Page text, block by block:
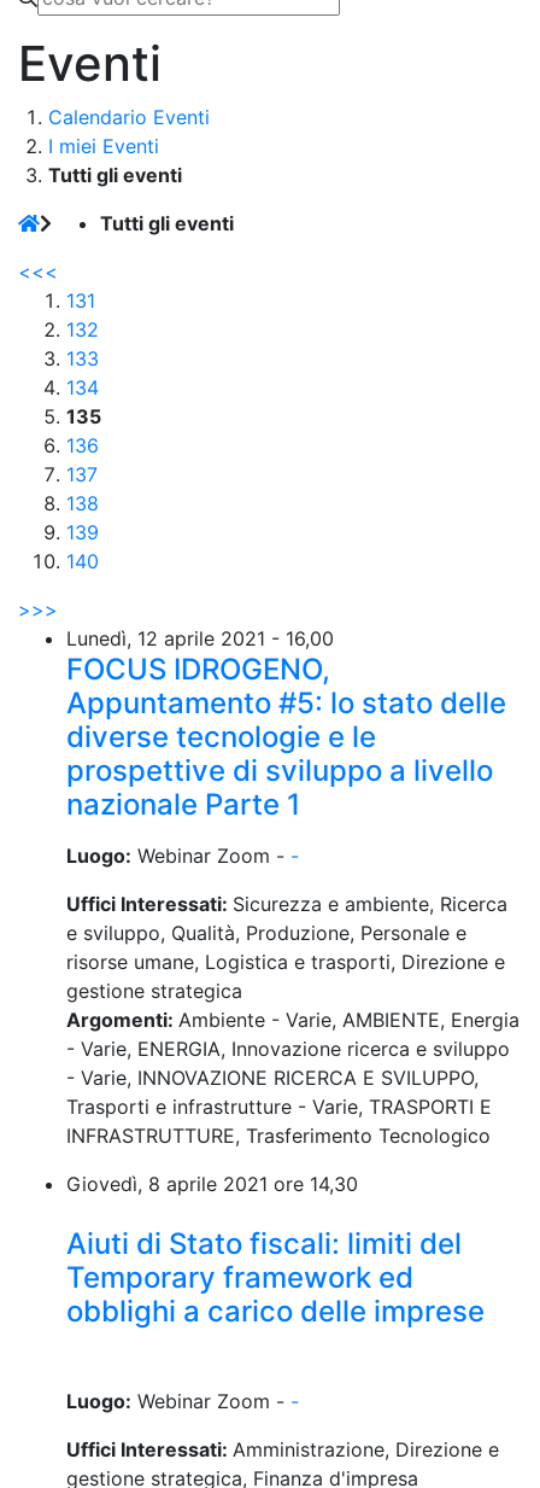
Eventi
Calendario Eventi
I miei Eventi
Tutti gli eventi
Tutti gli eventi
<<<
131
132
133
134
135
136
137
138
139
140
>>>
Lunedì, 12 aprile 2021 - 16,00
FOCUS IDROGENO,
Appuntamento #5: lo stato delle
diverse tecnologie e le
prospettive di sviluppo a livello
nazionale Parte 1
Luogo: Webinar Zoom - -
Uffici Interessati: Sicurezza e ambiente, Ricerca
e sviluppo, Qualità, Produzione, Personale e
risorse umane, Logistica e trasporti, Direzione e
gestione strategica
Argomenti: Ambiente - Varie, AMBIENTE, Energia
- Varie, ENERGIA, Innovazione ricerca e sviluppo
- Varie, INNOVAZIONE RICERCA E SVILUPPO,
Trasporti e infrastrutture - Varie, TRASPORTI E
INFRASTRUTTURE, Trasferimento Tecnologico
Giovedì, 8 aprile 2021 ore 14,30
Aiuti di Stato fiscali: limiti del
Temporary framework ed
obblighi a carico delle imprese
Luogo: Webinar Zoom - -
Uffici Interessati: Amministrazione, Direzione e
gestione strategica, Finanza d'impresa